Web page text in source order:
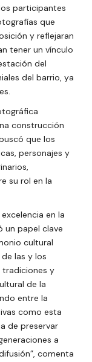
participantes
que
y reflejaran
tener un vínculo
del
del barrio, ya
construcción
que los
personajes y
su rol en la
en la
un papel clave
cultural
las y los
tradiciones y
de la
entre la
como esta
de preservar
a
comenta